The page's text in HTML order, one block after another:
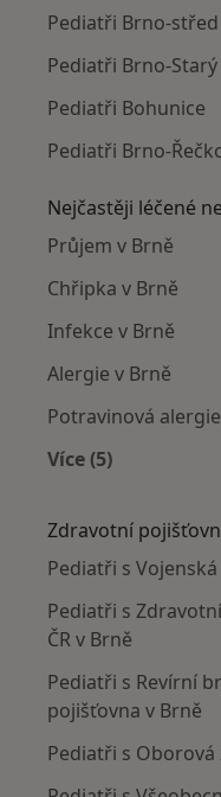
Pediatři Brno-střed
Pediatři Brno-Starý
Pediatři Bohunice
Pediatři Brno-
Nejčastěji léčené
Průjem v Brně
Chřipka v Brně
Infekce v Brně
Alergie v Brně
Potravinová
Více (5)
Zdravotní
Pediatři s
Pediatři s
ČR v Brně
Pediatři s Revírní
pojišťovna v Brně
Pediatři s